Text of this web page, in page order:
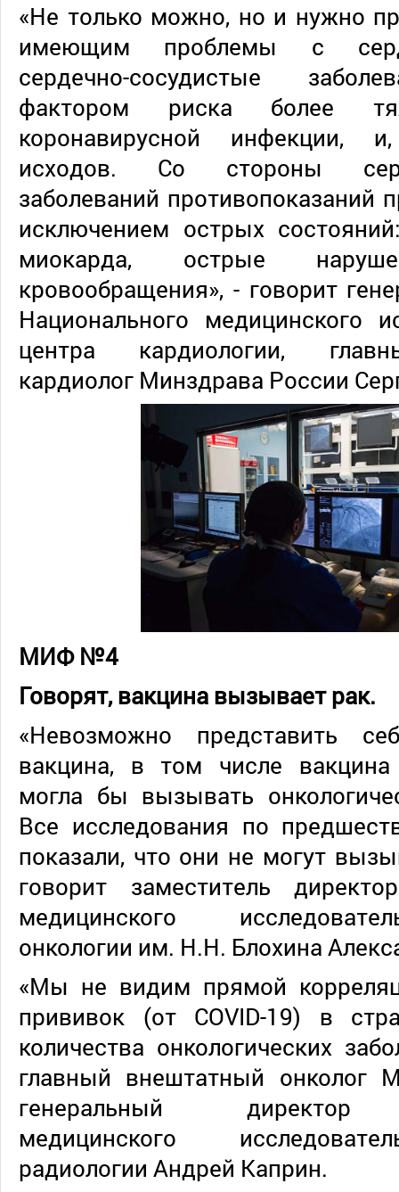
«Не только можно, но и нужно
имеющим проблемы с
сердечно-сосудистые
фактором риска более
коронавирусной инфекции, и,
исходов. Со стороны
заболеваний противопоказаний
исключением острых
миокарда, острые
кровообращения», - говорит
Национального медицинского
центра кардиологии,
кардиолог Минздрава России
МИФ №4
Говорят, вакцина вызывает рак.
«Невозможно представить
вакцина, в том числе вакцина
могла бы вызывать
Все исследования по
показали, что они не могут
говорит заместитель
медицинского
онкологии им. Н.Н. Блохина
«Мы не видим прямой
прививок (от COVID-19) в
количества онкологических
главный внештатный онколог
генеральный директор
медицинского
радиологии Андрей Каприн.